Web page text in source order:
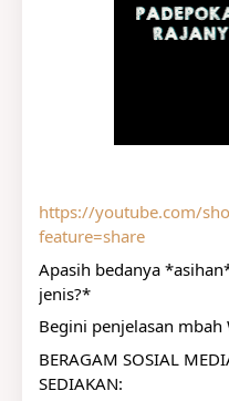
https://youtube.com/
feature=share
Apasih bedanya
jenis?*
Begini penjelasan mbah
BERAGAM SOSIAL
SEDIAKAN: